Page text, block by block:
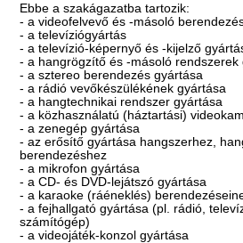
Ebbe a szakágazatba tartozik:
- a videofelvevő és -másoló
- a televíziógyártás
- a televízió-képernyő és -kijelző
- a hangrögzítő és -másoló rendszerek
- a sztereo berendezés gyártása
- a rádió vevőkészülékének gyártása
- a hangtechnikai rendszer gyártása
- a közhasználatú (háztartási)
- a zenegép gyártása
- az erősítő gyártása hangszerhez,
berendezéshez
- a mikrofon gyártása
- a CD- és DVD-lejátszó gyártása
- a karaoke (ráéneklés)
- a fejhallgató gyártása (pl. rádió,
számítógép)
- a videojáték-konzol gyártása